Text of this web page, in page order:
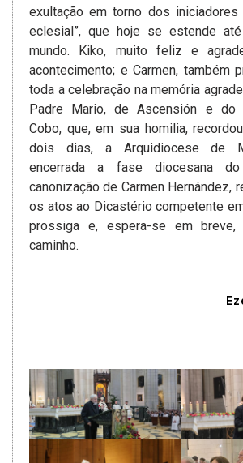
exultação em torno dos iniciadores
eclesial”, que hoje se estende
mundo. Kiko, muito feliz e
acontecimento; e Carmen, também
toda a celebração na memória
Padre Mario, de Ascensión e do
Cobo, que, em sua homilia,
dois dias, a Arquidiocese de
encerrada a fase diocesana
canonização de Carmen Hernández,
os atos ao Dicastério competente
prossiga e, espera-se em
caminho.